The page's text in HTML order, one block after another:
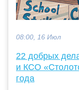
08:00, 16 Июл
22 добрых
и КСО
года